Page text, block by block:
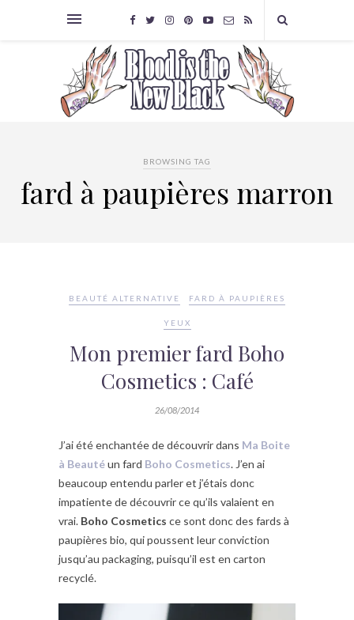
BROWSING TAG
fard à paupières marron
BEAUTÉ ALTERNATIVE FARD À PAUPIÈRES
YEUX
Mon premier fard Boho
Cosmetics : Café
26/08/2014
J’ai été enchantée de découvrir dans Ma Boite
à Beautéun fard Boho Cosmetics. J’en ai
beaucoup entendu parler et j’étais donc
impatiente de découvrir ce qu’ils valaient en
vrai. Boho Cosmetics ce sont donc des fards à
paupières bio, qui poussent leur conviction
jusqu’au packaging, puisqu’il est en carton
recyclé.